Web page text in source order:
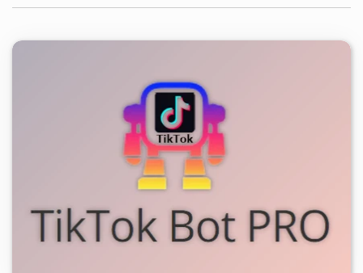
۱۴۰۴/۰۹/۲۹